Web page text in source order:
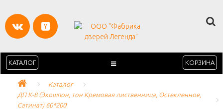
КАТАЛОГ КОРЗИНА
Каталог
ДП K-8 (Экошпон, тон Кремовая лиственница, Остекленное,
Сатинат) 60*200